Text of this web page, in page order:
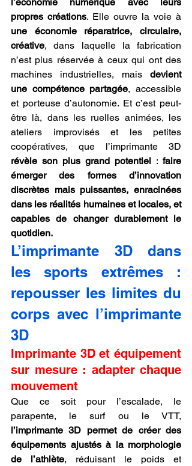
propres créations
une économie réparatrice, circulaire,
créative, dans laquelle la fabrication
n’est plus réservée à ceux qui ont des
machines industrielles, mais devient
une compétence partagée, accessible
et porteuse d’autonomie. Et c’est peut-
être là, dans les ruelles animées, les
ateliers improvisés et les petites
révèle son plus grand potentiel : faire
émerger des formes d’innovation
discrètes mais puissantes, enracinées
dans les réalités humaines et locales, et
capables de changer durablement le
quotidien.
L’imprimante 3D dans
les sports extrêmes :
repousser les limites du
corps avec l’imprimante
3D
Imprimante 3D et équipement
sur mesure : adapter chaque
mouvement
Que ce soit pour l’escalade, le
l’imprimante 3D permet de créer des
équipements ajustés à la morphologie
de l’athlète, réduisant le poids et